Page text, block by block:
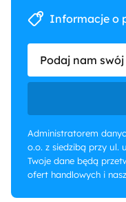
Informacje o
Podaj nam
Administratorem
o.o. z siedzibą przy ul.
Twoje dane będą
ofert handlowych i